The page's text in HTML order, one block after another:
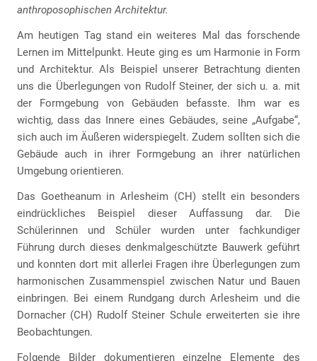
anthroposophischen Architektur.
Am heutigen Tag stand ein weiteres Mal das forschende
Lernen im Mittelpunkt. Heute ging es um Harmonie in Form
und Architektur. Als Beispiel unserer Betrachtung dienten
uns die Überlegungen von Rudolf Steiner, der sich u. a. mit
der Formgebung von Gebäuden befasste. Ihm war es
wichtig, dass das Innere eines Gebäudes, seine „Aufgabe“,
sich auch im Äußeren widerspiegelt. Zudem sollten sich die
Gebäude auch in ihrer Formgebung an ihrer natürlichen
Umgebung orientieren.
Das Goetheanum in Arlesheim (CH) stellt ein besonders
eindrückliches Beispiel dieser Auffassung dar. Die
Schülerinnen und Schüler wurden unter fachkundiger
Führung durch dieses denkmalgeschützte Bauwerk geführt
und konnten dort mit allerlei Fragen ihre Überlegungen zum
harmonischen Zusammenspiel zwischen Natur und Bauen
einbringen. Bei einem Rundgang durch Arlesheim und die
Dornacher (CH) Rudolf Steiner Schule erweiterten sie ihre
Beobachtungen.
Folgende Bilder dokumentieren einzelne Elemente des